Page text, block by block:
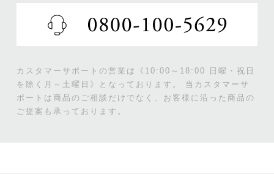
カスタマーサポートの営業は《10:00～18:00 日曜・祝日
を除く月～土曜日》となっております。
当カスタマーサ
ポートは商品のご相談だけでなく、お客様に沿った商品の
ご提案も承っております。